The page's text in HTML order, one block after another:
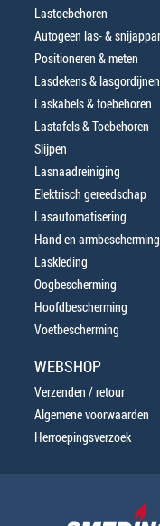
Lastoebehoren
Autogeen las- &
Positioneren & meten
Lasdekens & lasgordijnen
Laskabels & toebehoren
Lastafels & Toebehoren
Slijpen
Lasnaadreiniging
Elektrisch gereedschap
Lasautomatisering
Hand en armbescherming
Laskleding
Oogbescherming
Hoofdbescherming
Voetbescherming
WEBSHOP
Verzenden / retour
Algemene voorwaarden
Herroepingsverzoek